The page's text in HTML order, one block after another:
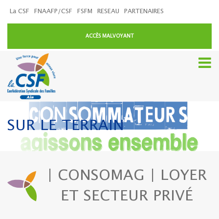
La CSF FNAAFP/CSF FSFM RESEAU PARTENAIRES
ACCÈS MALVOYANT
SUR LE TERRAIN
| CONSOMAG | LOYER
ET SECTEUR PRIVÉ